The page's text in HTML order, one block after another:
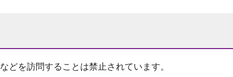
どを訪問することは禁止されています。